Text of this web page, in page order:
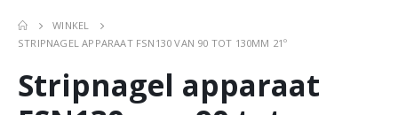
WINKEL
STRIPNAGEL APPARAAT FSN130 VAN 90 TOT 130MM 21º
Stripnagel apparaat